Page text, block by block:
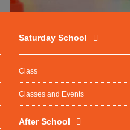
Saturday School
Class
Classes and Events
After School